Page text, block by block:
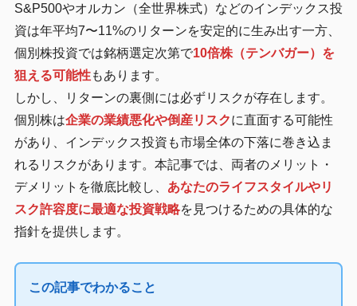
S&P500やオルカン（全世界株式）などのインデックス投
資は年平均7〜11%のリターンを安定的に生み出す一方、
個別株投資では銘柄選定次第で10倍株（テンバガー）を
狙える可能性もあります。
しかし、リターンの裏側には必ずリスクが存在します。
個別株は企業の業績悪化や倒産リスクに直面する可能性
があり、インデックス投資も市場全体の下落に巻き込ま
れるリスクがあります。本記事では、両者のメリット・
デメリットを徹底比較し、 あなたのライフスタイルやリ
スク許容度に最適な投資戦略を見つけるための具体的な
指針を提供します。
この記事でわかること